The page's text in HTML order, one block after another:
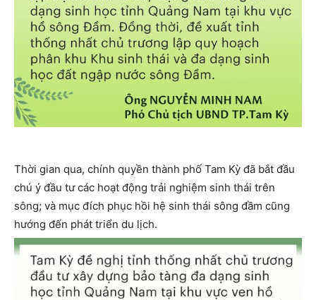
Thời gian qua, chính quyền thành phố Tam Kỳ đã bắt đầu
chú ý đầu tư các hoạt động trải nghiệm sinh thái trên
sông; và mục đích phục hồi hệ sinh thái sông đầm cũng
hướng đến phát triển du lịch.